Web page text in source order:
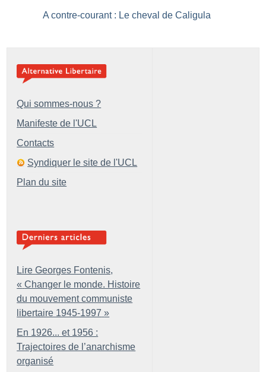
A contre-courant : Le cheval de Caligula
Qui sommes-nous ?
Manifeste de l'UCL
Contacts
Syndiquer le site de l'UCL
Plan du site
Lire Georges Fontenis,
« Changer le monde. Histoire
du mouvement communiste
libertaire 1945-1997 »
En 1926... et 1956 :
Trajectoires de l’anarchisme
organisé